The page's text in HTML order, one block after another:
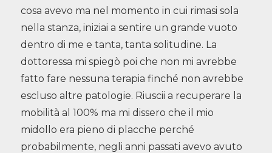
cosa avevo ma nel momento in cui rimasi sola
nella stanza, iniziai a sentire un grande vuoto
dentro di me e tanta, tanta solitudine. La
dottoressa mi spiegò poi che non mi avrebbe
fatto fare nessuna terapia finché non avrebbe
escluso altre patologie. Riuscii a recuperare la
mobilità al 100% ma mi dissero che il mio
midollo era pieno di placche perché
probabilmente, negli anni passati avevo avuto